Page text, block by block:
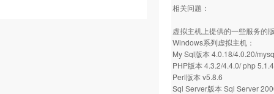
相关问题：
虚拟主机上提供的一些服务的
Windows系列虚拟主机：
My Sql版本 4.0.18/4.0.20/
PHP版本 4.3.2/4.4.0/ php
Perl版本 v5.8.6
Sql Server版本 Sql Server